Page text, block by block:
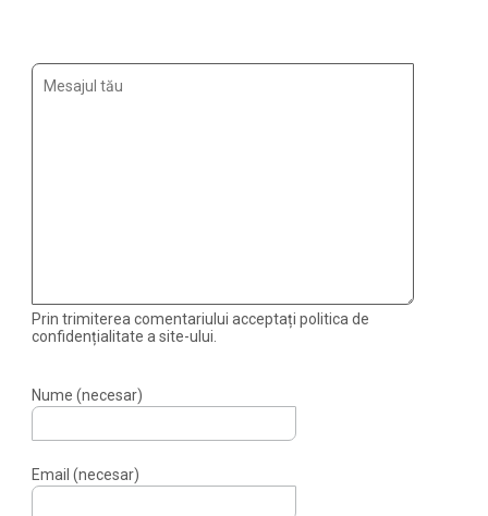
Prin trimiterea comentariului acceptați politica de
confidențialitate a site-ului.
Nume (necesar)
Email (necesar)